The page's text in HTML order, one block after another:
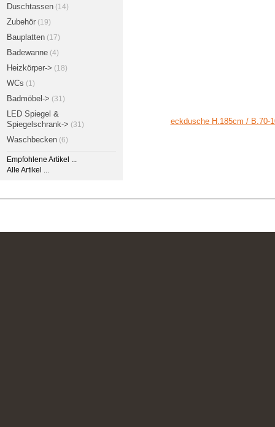
Duschtassen(14)
Zubehör(19)
Bauplatten(17)
Badewanne(4)
Heizkörper-> (18)
WCs (1)
Badmöbel-> (31)
LED Spiegel &
Spiegelschrank-> (31)
Waschbecken(6)
Empfohlene Artikel ...
Alle Artikel ...
eckdusche H.185cm / B.70-